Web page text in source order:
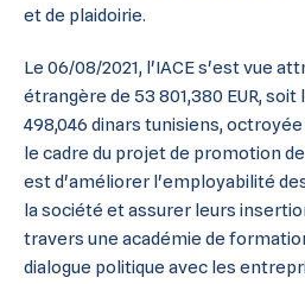
et de plaidoirie.
Le 06/08/2021, l'IACE s'est vue
étrangère de 53 801,380 EUR, soit
498,046 dinars tunisiens, octroyée
le cadre du projet de promotion
est d'améliorer l'employabilité
la société et assurer leurs
travers une académie de
dialogue politique avec les